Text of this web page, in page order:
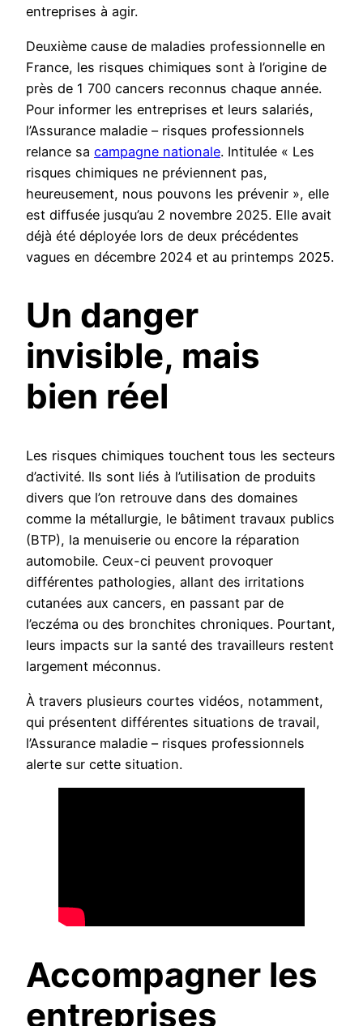
entreprises à agir.
Deuxième cause de maladies professionnelle en
France, les risques chimiques sont à l’origine de
près de 1 700 cancers reconnus chaque année.
Pour informer les entreprises et leurs salariés,
l’Assurance maladie – risques professionnels
relance sa campagne nationale. Intitulée « Les
risques chimiques ne préviennent pas,
heureusement, nous pouvons les prévenir », elle
est diffusée jusqu’au 2 novembre 2025. Elle avait
déjà été déployée lors de deux précédentes
vagues en décembre 2024 et au printemps 2025.
Un danger
invisible, mais
bien réel
Les risques chimiques touchent tous les secteurs
d’activité. Ils sont liés à l’utilisation de produits
divers que l’on retrouve dans des domaines
comme la métallurgie, le bâtiment travaux publics
(BTP), la menuiserie ou encore la réparation
automobile. Ceux-ci peuvent provoquer
différentes pathologies, allant des irritations
cutanées aux cancers, en passant par de
l’eczéma ou des bronchites chroniques. Pourtant,
leurs impacts sur la santé des travailleurs restent
largement méconnus.
À travers plusieurs courtes vidéos, notamment,
qui présentent différentes situations de travail,
l’Assurance maladie – risques professionnels
alerte sur cette situation.
Accompagner les
entreprises